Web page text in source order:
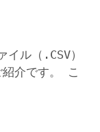
イル（.CSV）
介です。 こ